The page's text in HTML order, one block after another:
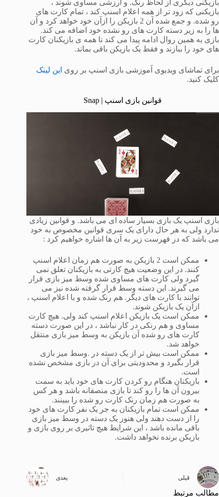
بازیکنی دیگری از لحاظ رنک. و ارزشی مساوی شوند ،
بازیکنی که زود تر از همه اعلام اسنپ کند ، تمام کارت های
رو شده. و جمع شده آن 2 بازیکن را ازآن خود خواهد کرد و آن
ها را به زیر دسته کارت های رو نشده خود اضافه می کند.
بازی به همین روال ادامه پیدا می کند تا همه ی بازیکنان کارت
های خود را ببازند و فقط یک بازیکن باقی بماند.
برای تماشای ویدیوی آموزشی بازی اسنپ بر روی این لینک
کلیک کنید.
قوانین بازی اسنپ | Snap
بازی اسنپ یک بازی بسیار ساده ای می باشد. و قوانین زیادی
ندارد ولی به هر حال دارای یک سری قوانین مخصوص به خود
می باشد که در فهرست زیر به آن ها اشاره خواهیم کرد :
ممکن است 2 بازیکن به صورت هم زمان اعلام اسنپ
کنند. در این وضعیت هیچ کارتی به بازیکنان تعلق نمی
گیرد ولی کارت های مساوی شده وسط میز بازی قرار
می گیرند. این دسته وسط قرار گرفته شده نیز می
توانند با کارت های دیگر. هم رنک شده و با اعلام اسنپ ،
ازآن یک بازیکن شوند.
ممکن است یک بازیکن اعلام اسنپ کند ولی. هیچ کارت
مساوی و هم رنکی در کار نباشد ، در این صورت دسته
کارت های رو شده آن بازیکن به وسط میز بازی منتقل
خواهد شد.
ممکن است بیش تر از یک دسته در .وسط میز بازی
قرار بگیرد و محدودیتی برای آن در بازی مشخص نشده
است.
بازیکنان هنگام رو کردن کارت های خود باید به سمت
بیرون آن ها را رو کند تا بازی منصفانه باشد و هر کس
به صورت هم زمان رنک کارت رو شده را ببینند.
ممکن است تمام بازیکنان به جر یک نفر کارت های خود
را از دست دهند ولی هنوز یک دسته در وسط میز بازی
باقی مانده باشد ، این شرایط هیچ تاثیری بر روی بازی و
بازیکن برنده نخواهد داشت.
قبلی بعدی
مطالب مرتبط